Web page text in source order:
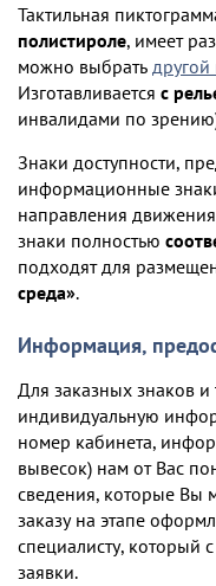
Тактильная
полистироле, имеет
можно выбрать другой
Изготавливается с
инвалидами по
Знаки доступности,
информационные
направления
знаки полностью
подходят для
среда».
Информация,
Для заказных знаков
индивидуальную
номер кабинета,
вывесок) нам от Вас
сведения, которые Вы
заказу на этапе
специалисту, который
заявки.